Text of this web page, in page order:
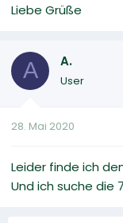
Liebe Grüße
A A.
User
28. Mai 2020
Leider finde ich
Und ich suche die